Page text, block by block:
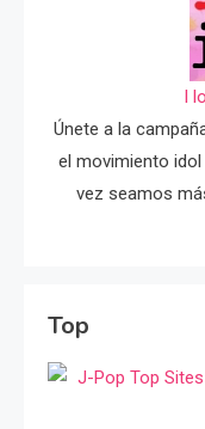
I
Únete a la
el movimiento
vez seamos
Top